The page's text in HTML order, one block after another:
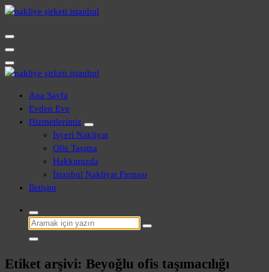
İçeriğe
Evden Eve - İşyeri Ofis Nakliye İstanbul
Evden Eve - İşyeri Ofis Nakliye İstanbul
Ana Sayfa
Evden Eve
Hizmetlerimiz
İşyeri Nakliyat
Ofis Taşıma
Hakkımızda
İstanbul Nakliyat Firması
İletişim
Şunu
ara:
Etiket arşivi: Beyoğlu ofis taşımacılığı